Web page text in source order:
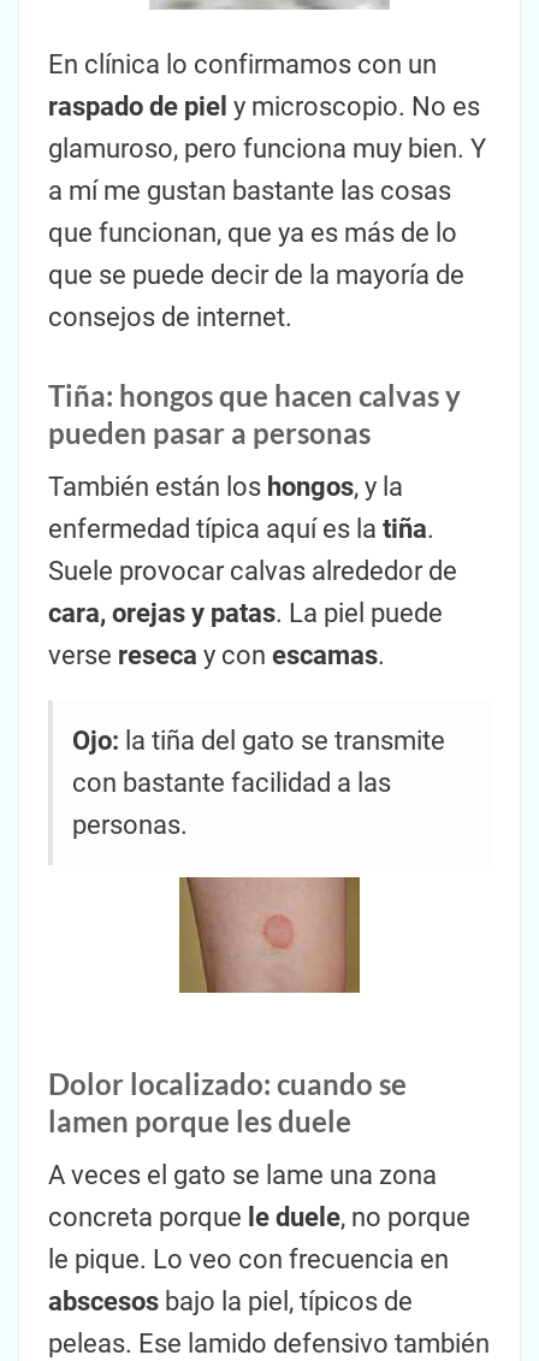
En clínica lo confirmamos con un
raspado de piel y microscopio. No es
glamuroso, pero funciona muy bien. Y
a mí me gustan bastante las cosas
que funcionan, que ya es más de lo
que se puede decir de la mayoría de
consejos de internet.
Tiña: hongos que hacen calvas y
pueden pasar a personas
También están los hongos, y la
enfermedad típica aquí es la tiña.
Suele provocar calvas alrededor de
cara, orejas y patas. La piel puede
verse reseca y con escamas.
Ojo: la tiña del gato se transmite
con bastante facilidad a las
personas.
Dolor localizado: cuando se
lamen porque les duele
A veces el gato se lame una zona
concreta porque le duele, no porque
le pique. Lo veo con frecuencia en
abscesos bajo la piel, típicos de
peleas. Ese lamido defensivo también